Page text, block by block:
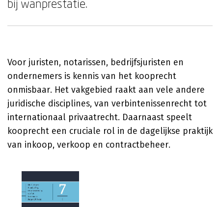
bij wanprestatie.
Voor juristen, notarissen, bedrijfsjuristen en
ondernemers is kennis van het kooprecht
onmisbaar. Het vakgebied raakt aan vele andere
juridische disciplines, van verbintenissenrecht tot
internationaal privaatrecht. Daarnaast speelt
kooprecht een cruciale rol in de dagelijkse praktijk
van inkoop, verkoop en contractbeheer.